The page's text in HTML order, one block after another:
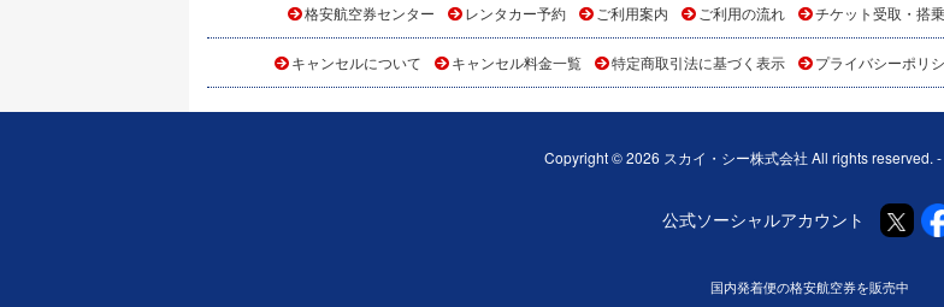
格安航空券センター レンタカー予約 ご利用案内 ご利用の流れ チケット受取・搭
キャンセルについて キャンセル料金一覧 特定商取引法に基づく表示 プライバシーポリ
Copyright © 2026 スカイ・シー株式会社 All rights reserved. -
公式ソーシャルアカウント
国内発着便の格安航空券を販売中